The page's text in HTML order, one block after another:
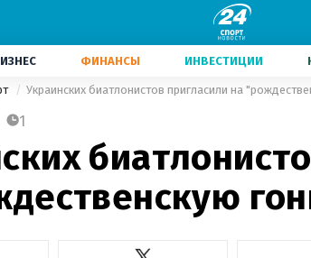
ФИНАНСЫ ИНВЕСТИЦИИ
Украинских биатлонистов пригласили на
1